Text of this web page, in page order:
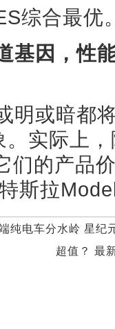
综合最优
基因，性
明或暗都
实际上
们的产品
斯拉